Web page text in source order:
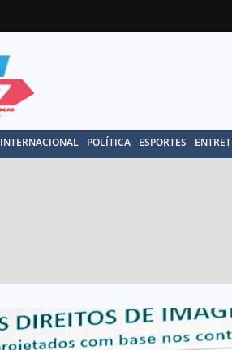
INTERNACIONAL POLÍTICA ESPORTES